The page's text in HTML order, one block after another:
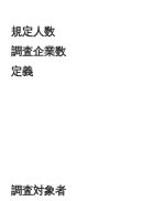
規定人数
調査企業数
定義
調査対象者